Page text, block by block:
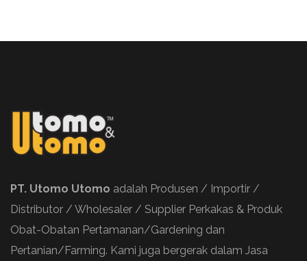
PT. Utomo Utomo adalah Produsen / Importir /
Distributor / Wholesaler / Supplier Perkakas & Produk
Obat-Obatan Pertamanan/Gardening dan
Pertanian/Farming. Kami juga bergerak dalam Jasa